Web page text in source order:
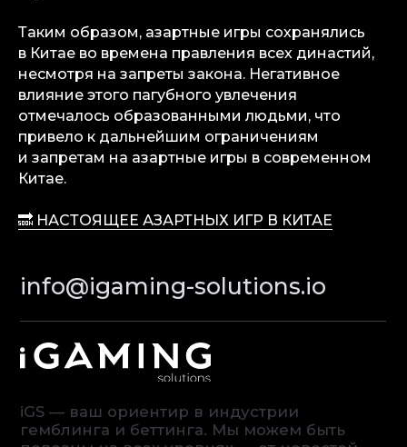
Таким образом, азартные игры сохранялись
в Китае во времена правления всех династий,
несмотря на запреты закона. Негативное
влияние этого пагубного увлечения
отмечалось образованными людьми, что
привело к дальнейшим ограничениям
и запретам на азартные игры в современном
Китае.
🔜 НАСТОЯЩЕЕ АЗАРТНЫХ ИГР В КИТАЕ
© iGaming Solutions, 2026